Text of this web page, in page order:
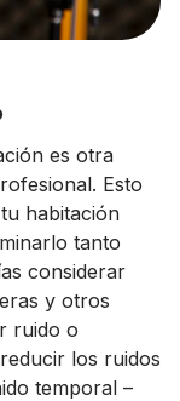
es otra
Esto
habitación
tanto
considerar
y otros
ruido o
los ruidos
temporal –